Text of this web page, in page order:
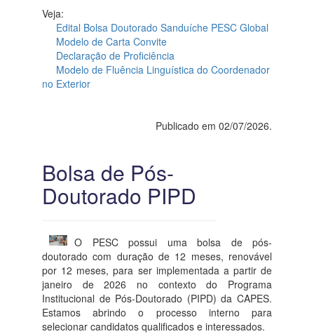
Veja:
Edital Bolsa Doutorado Sanduíche PESC Global
Modelo de Carta Convite
Declaração de Proficiência
Modelo de Fluência Linguística do Coordenador
no Exterior
Publicado em 02/07/2026.
Bolsa de Pós-
Doutorado PIPD
O PESC possui uma bolsa de pós-
doutorado com duração de 12 meses, renovável
por 12 meses, para ser implementada a partir de
janeiro de 2026 no contexto do Programa
Institucional de Pós-Doutorado (PIPD) da CAPES.
Estamos abrindo o processo interno para
selecionar candidatos qualificados e interessados.